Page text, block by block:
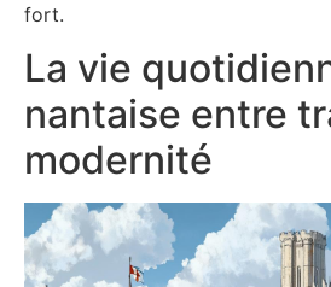
fort.
La vie
nantaise entre
modernité